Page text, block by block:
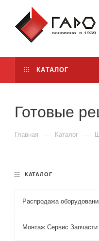
КАТАЛОГ
Готовые
Главная — Каталог —
КАТАЛОГ
Распродажа
Монтаж Сервис Запчасти